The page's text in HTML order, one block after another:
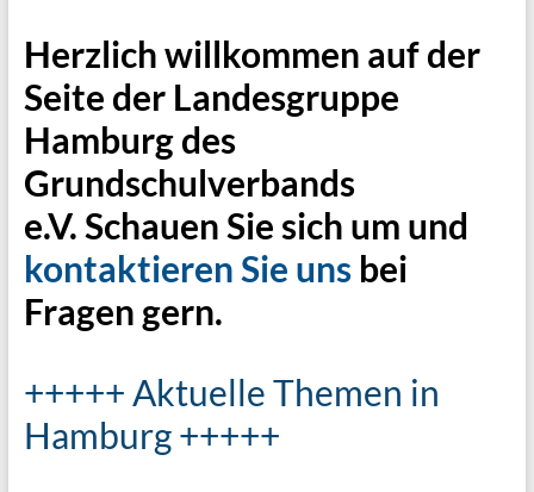
Herzlich willkommen auf der
Seite der Landesgruppe
Hamburg des
Grundschulverbands
e.V. Schauen Sie sich um und
kontaktieren Sie uns bei
Fragen gern.
+++++ Aktuelle Themen in
Hamburg +++++